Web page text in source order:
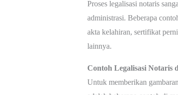
Proses legalisasi notaris
administrasi. Beberapa
akta kelahiran, sertifikat
lainnya.
Contoh Legalisasi Notaris
Untuk memberikan